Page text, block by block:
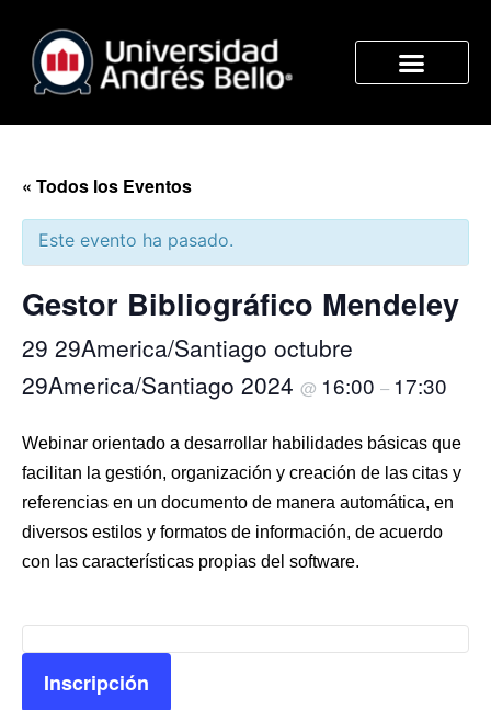
« Todos los Eventos
Este evento ha pasado.
Gestor Bibliográfico Mendeley
29 29America/Santiago octubre
29America/Santiago 2024 @ 16:00 – 17:30
Webinar orientado a desarrollar habilidades básicas que
facilitan la gestión, organización y creación de las citas y
referencias en un documento de manera automática, en
diversos estilos y formatos de información, de acuerdo
con las características propias del software.
Inscripción